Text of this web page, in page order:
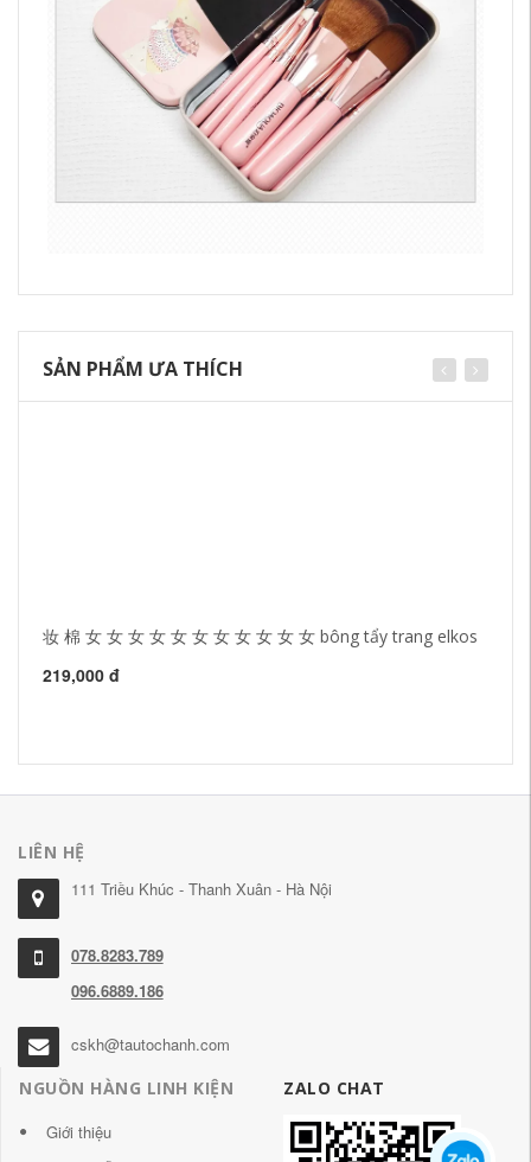
SẢN PHẨM ƯA THÍCH
妆 棉 女 女 女 女 女 女 女 女 女 女 女 bông tẩy trang elkos
219,000 đ
LIÊN HỆ
111 Triều Khúc - Thanh Xuân - Hà Nội
078.8283.789
096.6889.186
cskh@tautochanh.com
NGUỒN HÀNG LINH KIỆN
Giới thiệu
ZALO CHAT